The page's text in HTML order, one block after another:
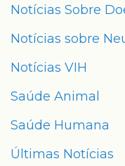
Notícias Sobre
Notícias sobre
Notícias VIH
Saúde Animal
Saúde Humana
Últimas Notícias